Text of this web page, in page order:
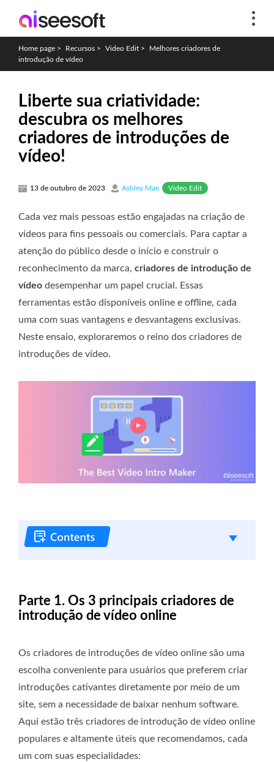
Home page > Recursos > Video Edit >
Melhores criadores de
introdução de vídeo
Liberte sua criatividade:
descubra os melhores
criadores de introduções de
vídeo!
13 de outubro de 2023 Ashley Mae Video Edit
Cada vez mais pessoas estão engajadas na criação de
vídeos para fins pessoais ou comerciais. Para captar a
atenção do público desde o início e construir o
reconhecimento da marca, criadores de introdução de
vídeo desempenhar um papel crucial. Essas
ferramentas estão disponíveis online e offline, cada
uma com suas vantagens e desvantagens exclusivas.
Neste ensaio, exploraremos o reino dos criadores de
introduções de vídeo.
Parte 1. Os 3 principais criadores de
introdução de vídeo online
Os criadores de introduções de vídeo online são uma
escolha conveniente para usuários que preferem criar
introduções cativantes diretamente por meio de um
site, sem a necessidade de baixar nenhum software.
Aqui estão três criadores de introdução de vídeo online
populares e altamente úteis que recomendamos, cada
um com suas especialidades: